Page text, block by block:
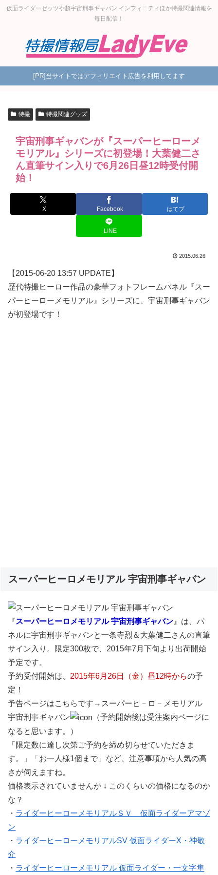
仮面ライダーゼッツや超宇宙刑事ギャバン インフィニティほか特撮関連情報を
毎日配信！
[PR]当サイトではアフィリエイト広告を利用してます
特撮 特撮関連グッズ
宇宙刑事ギャバンが『スーパーヒーローメ
モリアル』シリーズに初登場！大葉健二さ
ん直筆サイン入りで6月26日昼12時受付開
始！
X Facebook はてブ
LINE
2015.06.26
【2015-06-20 13:57 UPDATE】
歴代特撮ヒーロー作品の豪華フォトフレームパネル『スー
パーヒーローメモリアル』シリーズに、宇宙刑事ギャバン
が初登場です！
スーパーヒーロメモリアル 宇宙刑事ギャバン
『 スーパーヒーロメモリアル 宇宙刑事ギャバン』は、パ
ネルに宇宙刑事ギャバンと一条寺烈＆大葉健二さんの直筆
サイン入り。限定300枚で、2015年7月下旬より出荷開始
予定です。
予約受付開始は、 2015年6月26日（金）昼12時からの予
定！
予告ページはこちらです→スーパーヒ－ロ－メモリアル
宇宙刑事ギャバン
（予約開始後は受注案内ページに
なると思います。）
「限定数に達し次第ご予約を締め切らせていただきま
す。」「お一人様1個まで」など、注意事項から人気の高
さが伺えますね。
価格表示されていませんが ↓ このくらいの価格になるのか
な？
・ ライダーヒーローメモリアルＳＶ 仮面ライダーアマゾ
ン
・ ライダーヒーローメモリアルSV 仮面ライダーX・神敬
介
・ ライダーヒーローメモリアル 仮面ライダー・一文字隼